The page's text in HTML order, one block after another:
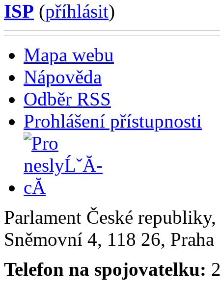
ISP (příhlásit)
Mapa webu
Nápověda
Odběr RSS
Prohlášení přístupnosti
Parlament České
Sněmovní 4, 118 26,
Telefon na spojovatelku: